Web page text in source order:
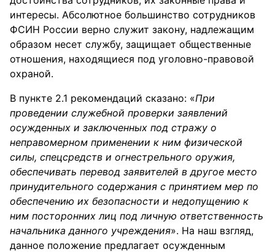
интересы. Абсолютное большинство сотрудников
ФСИН России верно служит закону, надлежащим
образом несет службу, защищает общественные
отношения, находящиеся под уголовно-правовой
охраной.
В пункте 2.1 рекомендаций сказано: «При
проведении служебной проверки заявлений
осужденных и заключенных под стражу о
неправомерном применении к ним физической
силы, спецсредств и огнестрельного оружия,
обеспечивать перевод заявителей в другое место
принудительного содержания с принятием мер по
обеспечению их безопасности и недопущению к
ним посторонних лиц под личную ответственность
начальника данного учреждения». На наш взгляд,
данное положение предлагает осужденным